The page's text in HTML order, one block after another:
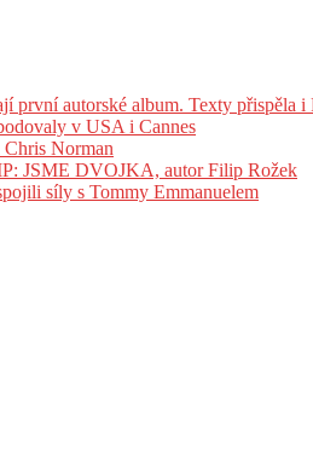
první autorské album. Texty přispěla i
v USA i Cannes
Norman
JSME DVOJKA, autor Filip Rožek
síly s Tommy Emmanuelem